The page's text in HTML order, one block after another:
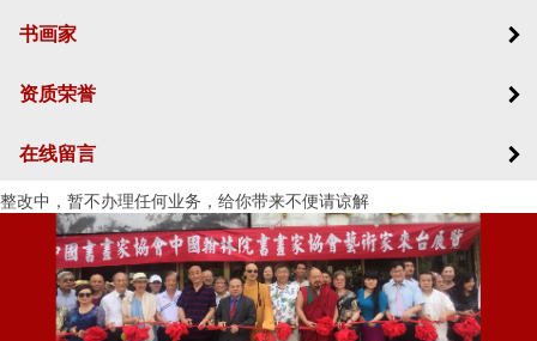
书画家
资质荣誉
在线留言
整改中，暂不办理任何业务，给你带来不便请谅解